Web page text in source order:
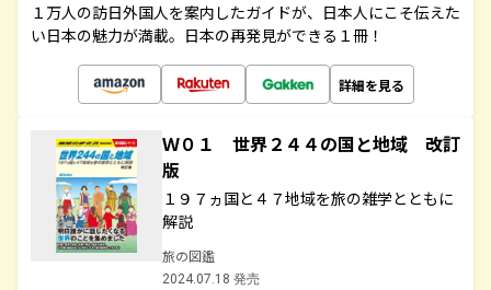
１万人の訪日外国人を案内したガイドが、日本人にこそ伝えた
い日本の魅力が満載。日本の再発見ができる１冊！
詳細を見る
Ｗ０１ 世界２４４の国と地域 改訂
版
１９７ヵ国と４７地域を旅の雑学とともに
解説
旅の図鑑
2024.07.18 発売